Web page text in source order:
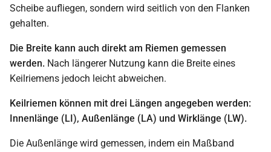
Scheibe aufliegen, sondern wird seitlich von den Flanken
gehalten.
Die Breite kann auch direkt am Riemen gemessen
werden. Nach längerer Nutzung kann die Breite eines
Keilriemens jedoch leicht abweichen.
Keilriemen können mit drei Längen angegeben werden:
Innenlänge (LI), Außenlänge (LA) und Wirklänge (LW).
Die Außenlänge wird gemessen, indem ein Maßband